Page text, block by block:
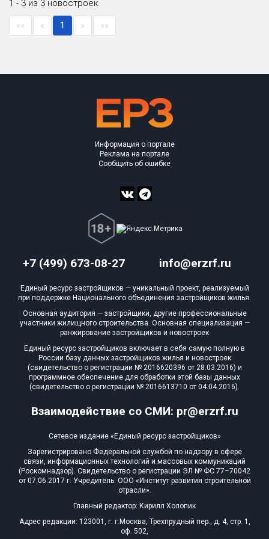
Квартир, апартаментов,
1 - 3 из 3 новостроек
«« « 1 » »»
+7 (499) 673-08-27 info@erzrf.ru
Взаимодействие со СМИ: pr@erzrf.ru
Информация о портале
Реклама на портале
Сообщить об ошибке
Единый ресурс застройщиков — уникальный проект, реализуемый
при поддержке Национального объединения застройщиков жилья.
Основная аудитория — застройщики, другие профессиональные
участники жилищного строительства. Основная специализация —
ранжирование застройщиков и новостроек
Единый ресурс застройщиков включает в себя самую полную в
России базу данных застройщиков жилья и новостроек
(свидетельство о регистрации № 2016620396 от 28.03.2016) и
программное обеспечение для обработки этой базы данных
(свидетельство о регистрации № 2016613710 от 04.04.2016).
Сетевое издание «Единый ресурс застройщиков»
Зарегистрировано Федеральной службой по надзору в сфере
связи, информационных технологий и массовых коммуникаций
(Роскомнадзор). Свидетельство о регистрации ЭЛ № ФС 77–70042
от 07.06.2017 г. Учредитель: ООО «Институт развития строительной
отрасли».
Главный редактор: Кирилл Холопик
Адрес редакции: 123001, г. г.Москва, Трехпрудный пер., д. 4, стр. 1,
оф. 502,